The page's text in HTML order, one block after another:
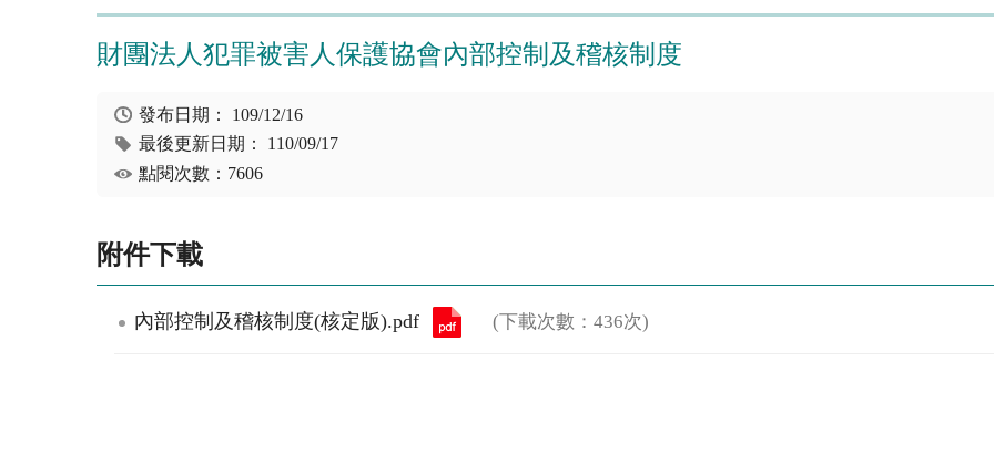
財團法人犯罪被害人保護協會內部控制及稽核制度
發布日期： 109/12/16
最後更新日期： 110/09/17
點閱次數：7606
附件下載
內部控制及稽核制度(核定版).pdf (下載次數：436次)